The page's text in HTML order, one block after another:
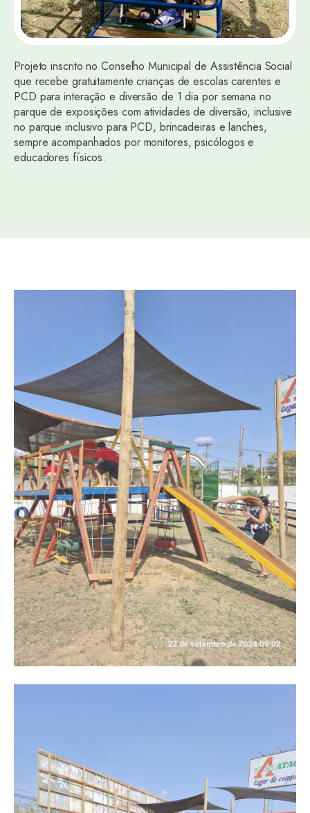
Projeto inscrito no Conselho Municipal de Assistência Social
que recebe gratuitamente crianças de escolas carentes e
PCD para interação e diversão de 1 dia por semana no
parque de exposições com atividades de diversão, inclusive
no parque inclusivo para PCD, brincadeiras e lanches,
sempre acompanhados por monitores, psicólogos e
educadores físicos.